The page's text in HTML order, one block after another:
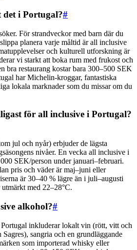
i Portugal?#
För strandveckor med barn där du
planera varje måltid är all inclusive
och kulturell utforskning är
vi starkt att boka rum med frukost och
bra restaurang kostar bara 300–500 SEK
har Michelin-kroggar, fantastiska
lokala marknader som du missar om du
för all inclusive i Portugal?
jul och nyår) erbjuder de lägsta
nivåer. En vecka all inclusive i
SEK/person under januari–februari.
pris och väder är maj–juni eller
är 30–40 % lägre än i juli–augusti
med 22–28°C.
alkohol?#
Portugal inkluderar lokalt vin (rött, vitt och
sangria och en grundläggande
som importerad whisky eller